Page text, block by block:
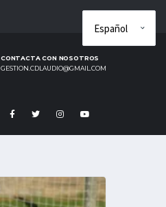
CONTACTA CON NOSOTROS
GESTION.CDLAUDIO@GMAIL.COM